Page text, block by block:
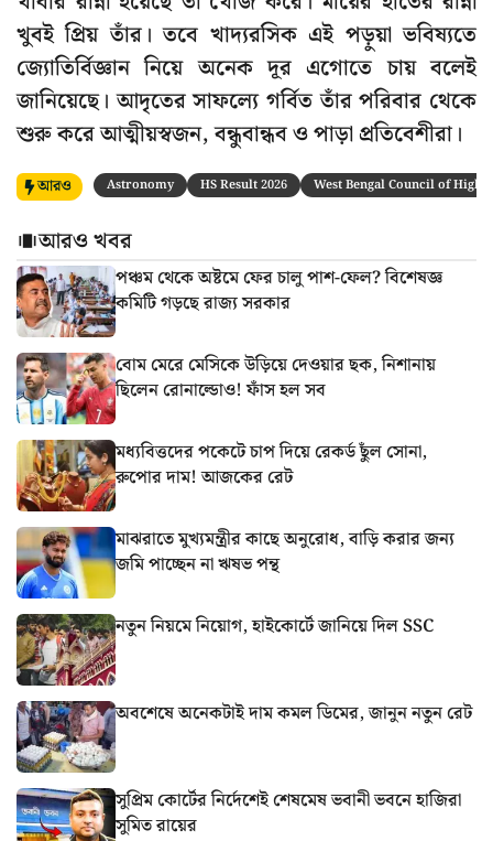
খুবই প্রিয় তাঁর। তবে খাদ্যরসিক এই পড়ুয়া ভবিষ্যতে
জ্যোতির্বিজ্ঞান নিয়ে অনেক দূর এগোতে চায় বলেই
জানিয়েছে। আদৃতের সাফল্যে গর্বিত তাঁর পরিবার থেকে
শুরু করে আত্মীয়স্বজন, বন্ধুবান্ধব ও পাড়া প্রতিবেশীরা।
আরও Astronomy HS Result 2026 West Bengal Council of
আরও খবর
পঞ্চম থেকে অষ্টমে ফের চালু পাশ-ফেল? বিশেষজ্ঞ
কমিটি গড়ছে রাজ্য সরকার
বোম মেরে মেসিকে উড়িয়ে দেওয়ার ছক, নিশানায়
ছিলেন রোনাল্ডোও! ফাঁস হল সব
মধ্যবিত্তদের পকেটে চাপ দিয়ে রেকর্ড ছুঁল সোনা,
রুপোর দাম! আজকের রেট
মাঝরাতে মুখ্যমন্ত্রীর কাছে অনুরোধ, বাড়ি করার জন্য
জমি পাচ্ছেন না ঋষভ পন্থ
নতুন নিয়মে নিয়োগ, হাইকোর্টে জানিয়ে দিল SSC
অবশেষে অনেকটাই দাম কমল ডিমের, জানুন নতুন রেট
সুপ্রিম কোর্টের নির্দেশেই শেষমেষ ভবানী ভবনে হাজিরা
সুমিত রায়ের